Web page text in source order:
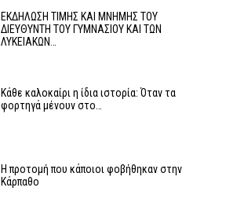
ΕΚΔΗΛΩΣΗ ΤΙΜΗΣ ΚΑΙ ΜΝΗΜΗΣ ΤΟΥ
ΔΙΕΥΘΥΝΤΗ ΤΟΥ ΓΥΜΝΑΣΙΟΥ ΚΑΙ ΤΩΝ
ΛΥΚΕΙΑΚΩΝ…
Κάθε καλοκαίρι η ίδια ιστορία: Όταν τα
φορτηγά μένουν στο…
Η προτομή που κάποιοι φοβήθηκαν στην
Κάρπαθο